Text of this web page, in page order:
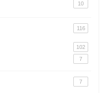
10
116
102
7
7